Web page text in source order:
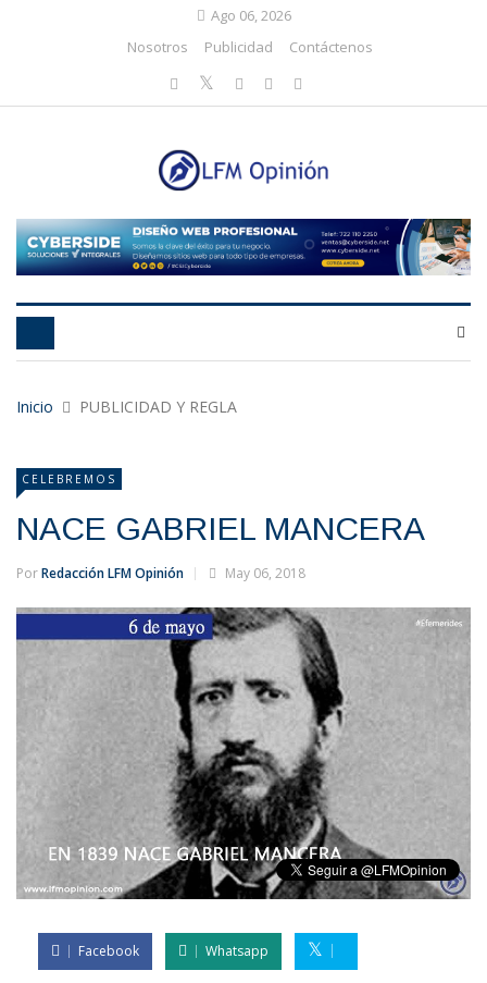
Ago 06, 2026
Nosotros
Publicidad Contáctenos
Inicio PUBLICIDAD Y REGLA
CELEBREMOS
NACE GABRIEL MANCERA
PorRedacción LFM Opinión May 06, 2018
Facebook Whatsapp